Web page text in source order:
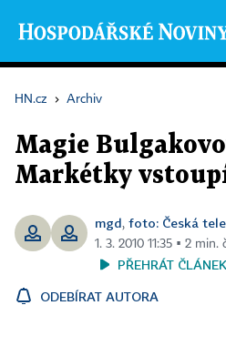
HN.cz › Archiv
Magie
Markétky
mgd, foto: Česká
1. 3. 2010 11:35 ▪ 2 min.
PŘEHRÁT ČLÁNEK
ODEBÍRAT AUTORA